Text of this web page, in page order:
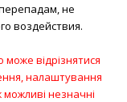
не
воздействия.
може відрізнятися
налаштування
незначні